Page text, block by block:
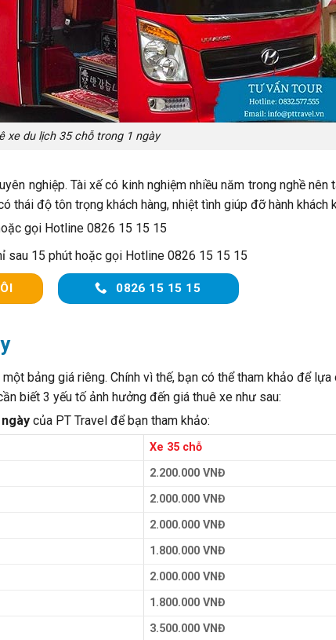
xe du lịch 35 chỗ trong 1 ngày
nghiệp. Tài xế có kinh nghiệm nhiều năm trong nghề nên
thái độ tôn trọng khách hàng, nhiệt tình giúp đỡ hành khách
gọi Hotline 0826 15 15 15
sau 15 phút hoặc gọi Hotline 0826 15 15 15
0826 15 15 15
bảng giá riêng. Chính vì thế, bạn có thể tham khảo để lựa
biết 3 yếu tố ảnh hưởng đến giá thuê xe như sau:
của PT Travel để bạn tham khảo:
Xe 35 chỗ
2.200.000 VNĐ
2.000.000 VNĐ
2.000.000 VNĐ
1.800.000 VNĐ
2.000.000 VNĐ
1.800.000 VNĐ
3.500.000 VNĐ